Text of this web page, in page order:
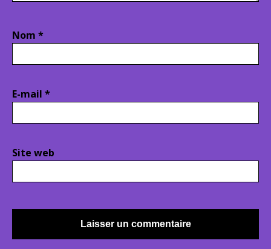
Nom *
E-mail *
Site web